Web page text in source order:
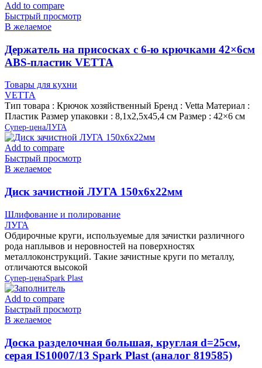
Add to compare
Быстрый просмотр
В желаемое
Держатель на присосках с 6-ю крючками 42×6см
ABS-пластик VETTA
Товары для кухни
VETTA
Тип товара : Крючок хозяйственный Бренд : Vetta Материал :
Пластик Размер упаковки : 8,1х2,5х45,4 см Размер : 42×6 см
Супер-ценаЛУГА
Add to compare
Быстрый просмотр
В желаемое
Диск зачистной ЛУГА 150х6х22мм
Шлифование и полирование
ЛУГА
Обдирочные круги, используемые для зачистки различного
рода наплывов и неровностей на поверхностях
металлоконструкций. Такие зачистные круги по металлу,
отличаются высокой
Супер-ценаSpark Plast
Add to compare
Быстрый просмотр
В желаемое
Доска разделочная большая, круглая d=25см,
серая IS10007/13 Spark Plast (аналог 819585)